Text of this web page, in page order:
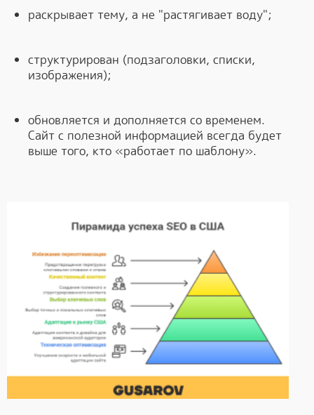
раскрывает тему, а не "растягивает воду";
структурирован (подзаголовки, списки,
изображения);
обновляется и дополняется со временем.
Сайт с полезной информацией всегда будет
выше того, кто «работает по шаблону».